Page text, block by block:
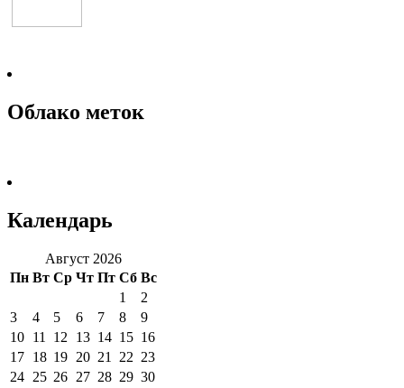
Облако меток
Календарь
Август 2026
Пн Вт Ср Чт Пт Сб Вс
1
2
3
4 5 6 7 8
9
10 11 12 13 14 15 16
17 18 19 20 21 22 23
24 25 26 27 28 29 30